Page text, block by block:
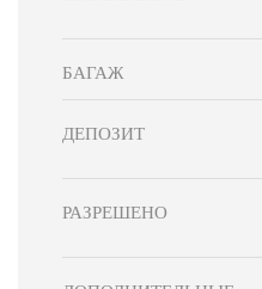
БАГАЖ
ДЕПОЗИТ
РАЗРЕШЕНО